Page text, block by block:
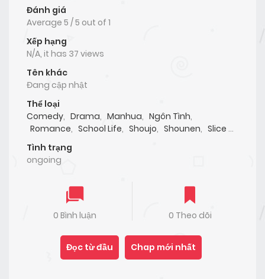
Đánh giá
Average 5 /5 out of 1
Xếp hạng
N/A, it has 37 views
Tên khác
Đang cập nhật
Thể loại
Comedy, Drama, Manhua, Ngôn Tình,
Romance, School Life, Shoujo, Shounen, Slice of
Life
Tình trạng
ongoing
0 Bình luận 0 Theo dõi
Đọc từ đầu Chap mới nhất